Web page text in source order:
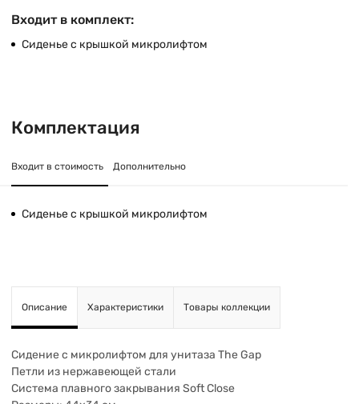
Входит в комплект:
Сиденье с крышкой микролифтом
Комплектация
Входит в стоимость Дополнительно
Сиденье с крышкой микролифтом
Описание Характеристики Товары коллекции
Сидение с микролифтом для унитаза The Gap
Петли из нержавеющей стали
Система плавного закрывания Soft Close